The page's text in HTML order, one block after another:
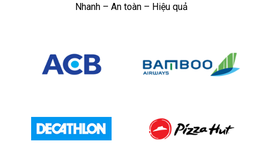
Nhanh – An toàn – Hiệu quả